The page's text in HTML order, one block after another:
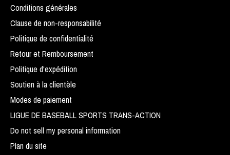
Conditions générales
Clause de non-responsabilité
Politique de confidentialité
Retour et Remboursement
Politique d'expédition
Soutien à la clientèle
Modes de paiement
LIGUE DE BASEBALL SPORTS TRANS-ACTION
Do not sell my personal information
Plan du site